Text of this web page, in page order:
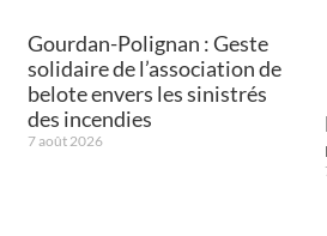
Gourdan-Polignan : Geste
solidaire de l’association de
belote envers les sinistrés
des incendies
7 août 2026